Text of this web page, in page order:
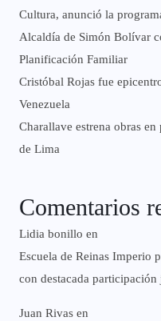
Cultura, anunció la
Alcaldía de Simón Bolívar
Planificación Familiar
Cristóbal Rojas fue
Venezuela
Charallave estrena obras
de Lima
Comentarios
Lidia bonillo en
Escuela de Reinas Imperio
con destacada
Juan Rivas en